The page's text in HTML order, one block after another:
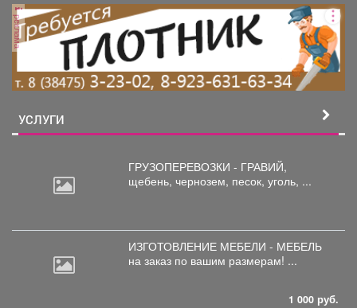
реклама
УСЛУГИ
ГРУЗОПЕРЕВОЗКИ - ГРАВИЙ,
щебень, чернозем, песок, уголь, ...
ИЗГОТОВЛЕНИЕ МЕБЕЛИ - МЕБЕЛЬ
на заказ по вашим размерам! ...
1 000 руб.